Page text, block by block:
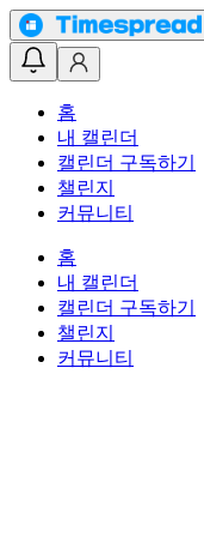
홈
내 캘린더
캘린더 구독하기
챌린지
커뮤니티
홈
내 캘린더
캘린더 구독하기
챌린지
커뮤니티